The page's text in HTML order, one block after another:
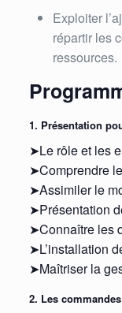
Exploiter
répartir les
ressources.
1. Présentation
➤Le rôle et les
➤Comprendre
➤Assimiler le
➤Présentation
➤Connaître les
➤L’installation
➤Maîtriser la
2. Les